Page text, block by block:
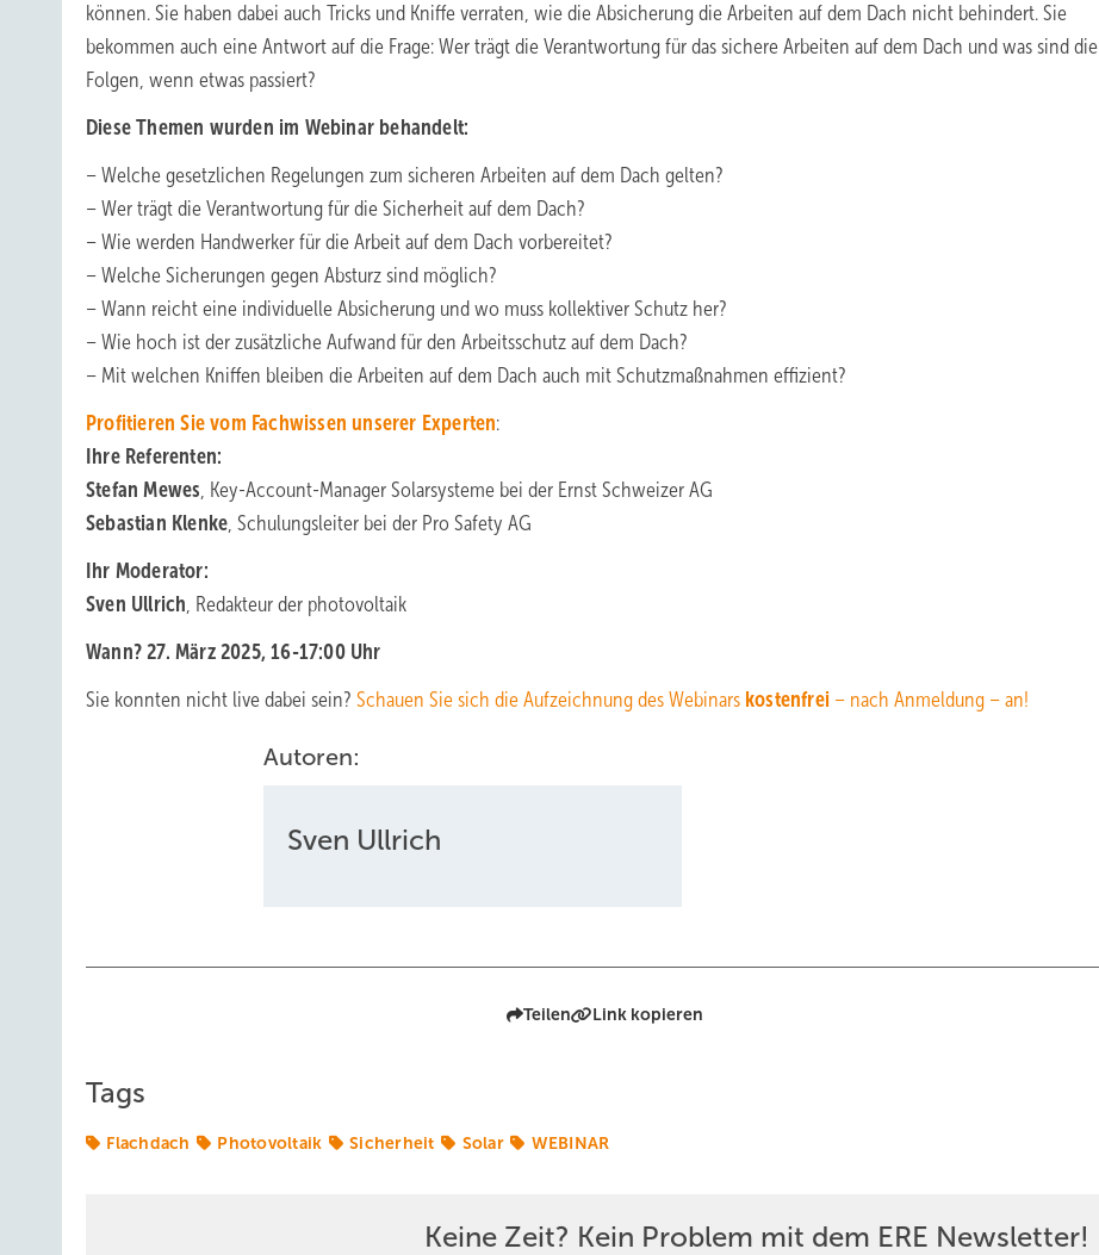
können. Sie haben dabei auch Tricks und Kniffe verraten, wie die Absicherung die Arbeiten auf dem Dach nicht behindert. Sie
bekommen auch eine Antwort auf die Frage: Wer trägt die Verantwortung für das sichere Arbeiten auf dem Dach und was sind die
Folgen, wenn etwas passiert?
Diese Themen wurden im Webinar behandelt:
– Welche gesetzlichen Regelungen zum sicheren Arbeiten auf dem Dach gelten?
– Wer trägt die Verantwortung für die Sicherheit auf dem Dach?
– Wie werden Handwerker für die Arbeit auf dem Dach vorbereitet?
– Welche Sicherungen gegen Absturz sind möglich?
– Wann reicht eine individuelle Absicherung und wo muss kollektiver Schutz her?
– Wie hoch ist der zusätzliche Aufwand für den Arbeitsschutz auf dem Dach?
– Mit welchen Kniffen bleiben die Arbeiten auf dem Dach auch mit Schutzmaßnahmen effizient?
Profitieren Sie vom Fachwissen unserer Experten:
Ihre Referenten:
Stefan Mewes, Key-Account-Manager Solarsysteme bei der Ernst Schweizer AG
Sebastian Klenke, Schulungsleiter bei der Pro Safety AG
Ihr Moderator:
Sven Ullrich, Redakteur der photovoltaik
Wann? 27. März 2025, 16-17:00 Uhr
Sie konnten nicht live dabei sein? Schauen Sie sich die Aufzeichnung des Webinars kostenfrei – nach Anmeldung – an!
Autoren:
Sven Ullrich
Teilen Link kopieren
Tags
Flachdach Photovoltaik Sicherheit Solar WEBINAR
Keine Zeit? Kein Problem mit dem ERE Newsletter!